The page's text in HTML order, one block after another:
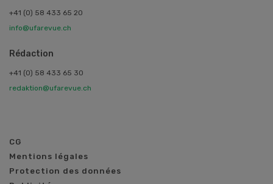
+41 (0) 58 433 65 20
info@ufarevue.ch
Rédaction
+41 (0) 58 433 65 30
redaktion@ufarevue.ch
CG
Mentions légales
Protection des données